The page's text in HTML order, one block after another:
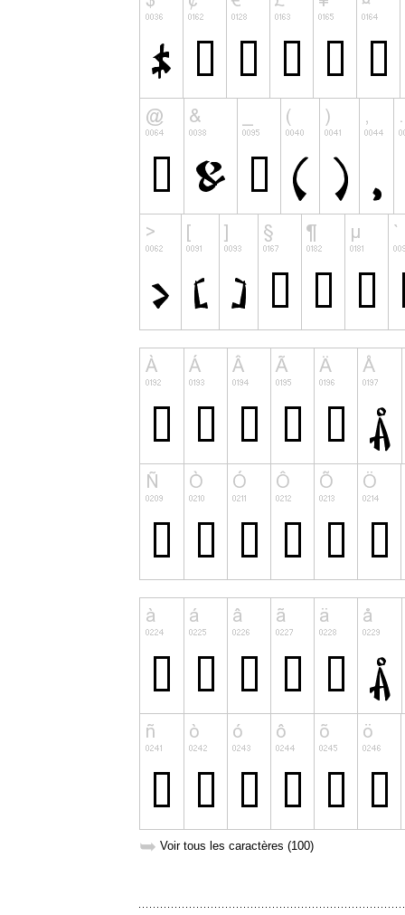
➥ Voir tous les caractères (100)